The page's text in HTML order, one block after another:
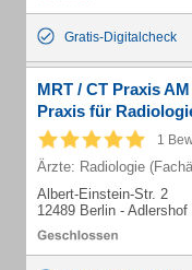
Gratis-Digitalcheck
MRT / CT Praxis
Praxis für
1
Ärzte: Radiologie
Albert-Einstein-Str. 2
12489 Berlin - Adlershof